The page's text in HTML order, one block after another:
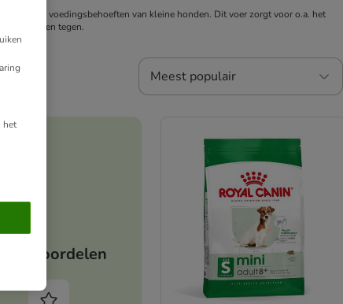
op de voedingsbehoeften van kleine honden. Dit voer zorgt voor o.a. het
tandsteen tegen.
Meest populair
Jouw voordelen
het